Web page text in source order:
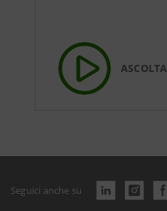
ASCOLTA
Seguici anche su